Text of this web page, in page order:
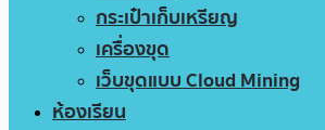
กระเป๋าเก็บเหรียญ
เครื่องขุด
เว็บขุดแบบ Cloud Mining
ห้องเรียน